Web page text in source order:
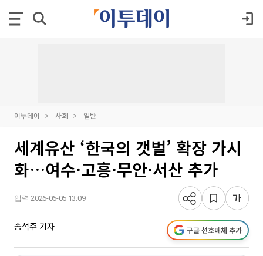
이투데이 사회 일반
세계유산 ‘한국의 갯벌’ 확장 가시
화…여수·고흥·무안·서산 추가
입력 2026-06-05 13:09
송석주 기자 구글 선호매체 추가